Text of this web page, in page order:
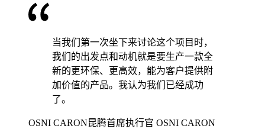
当我们第一次坐下来讨论这个项目时，
我们的出发点和动机就是要生产一款全
新的更环保、更高效，能为客户提供附
加价值的产品。我认为我们已经成功
了。
OSNI CARON昆腾首席执行官 OSNI CARON